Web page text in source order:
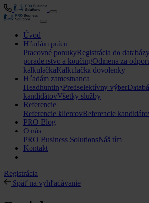
Úvod
Hľadám prácu
Pracovné ponukyRegistrácia do databázy
poradenstvo a koučingOdmena za
kalkulačkaKalkulačka dovolenky
Hľadám zamestnanca
HeadhuntingPredselektívny výber
kandidátovVšetky služby
Referencie
Referencie klientovReferencie
PRO Blog
O nás
PRO Business SolutionsNáš tím
Kontakt
Registrácia
Späť na vyhľadávanie